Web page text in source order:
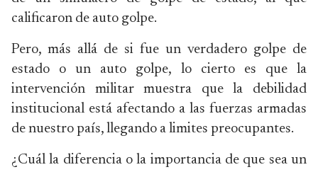
calificaron de auto golpe.
Pero, más allá de si fue un verdadero golpe de
estado o un auto golpe, lo cierto es que la
intervención militar muestra que la debilidad
institucional está afectando a las fuerzas armadas
de nuestro país, llegando a limites preocupantes.
¿Cuál la diferencia o la importancia de que sea un